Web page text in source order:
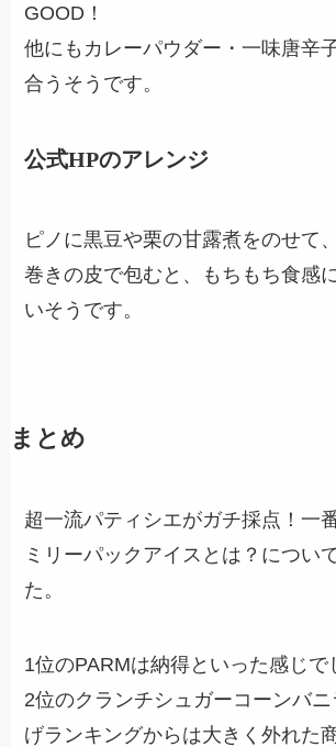
GOOD！
他にもカレーパウダー・一味唐辛
合うそうです。
公式HPのアレンジ
ピノに黒豆や栗の甘露煮をのせて
巻きの皮で包むと、もちもち食感
いそうです。
まとめ
超一流パティシエがガチ採点！一
ミリーパックアイスとは？につい
た。
1位のPARMは納得といった感じで
2位のクランチシュガーコーンバ
げランキングからは大きく外れた